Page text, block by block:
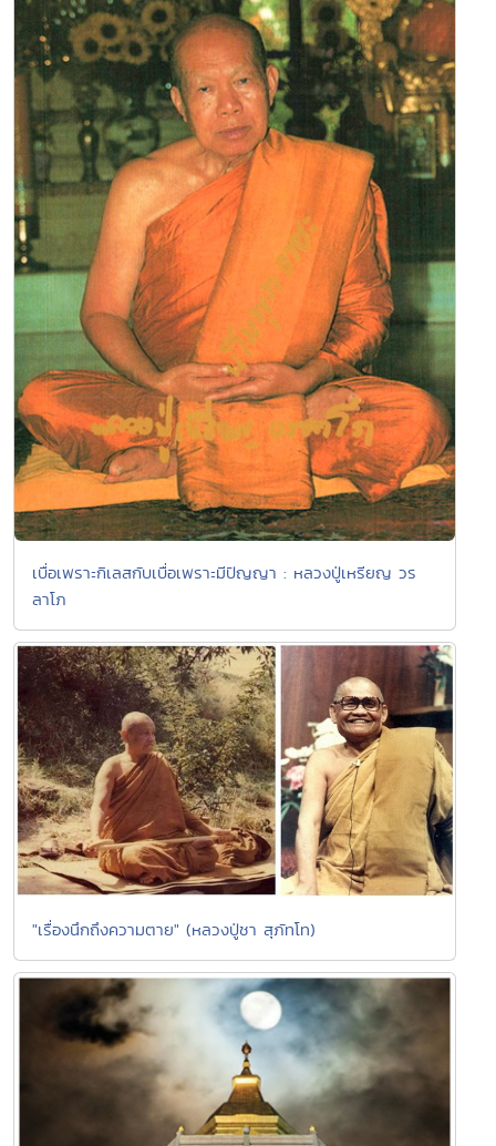
เบื่อเพราะกิเลสกับเบื่อเพราะมีปัญญา : หลวงปู่เหรียญ วร
ลาโภ
"เรื่องนึกถึงความตาย" (หลวงปู่ชา สุภัทโท)